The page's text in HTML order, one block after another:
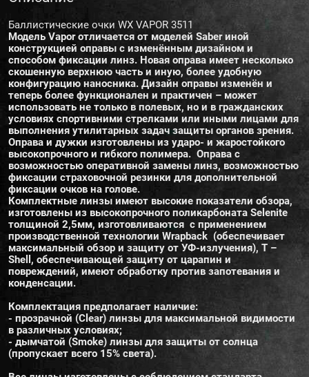
Баллистические очки WX VAPOR 3511
Модель Vapor отличается от моделей Saber иной
конструкцией оправы с изменённым дизайном и
способом фиксации линз. Новая оправа имеет несколько
скошенную верхнюю часть и иную, более удобную
конфигурацию наносника. Дизайн оправы изменён и
теперь более функционален и практичен – может
использовать не только в полевых, но и в гражданских
условиях спортивними стрелками или иными лицами для
выполнения утилитарных задач защиты органов зрения.
Оправа и дужки изготовлены из ударо- и жаростойкого
высокопрочного и гибкого полимера. Оправа с
возможностью оперативной замены линз, возможностью
фиксации страховочной резинки для дополнительной
фиксации очков на голове.
Комплектные линзы имеют высокие показатели обзора,
изготовлены из высокопрочного поликарбоната Selenite
толщиной 2,5мм, изготовливаются с применением
производственной технологии Wrapback (обеспечивает
максимальный обзор и защиту от УФ-излучения), Т –
Shell, обеспечивающей защиту от царапин и
повреждений, имеют обработку против запотевания и
конденсации.
Комплектация предполагает наличие:
- прозрачной (Сlear) линзы для максимальной видимости
в различных условиях;
- дымчатой (Smoke) линзы для защиты от солнца
(пропускает всего 15% света).